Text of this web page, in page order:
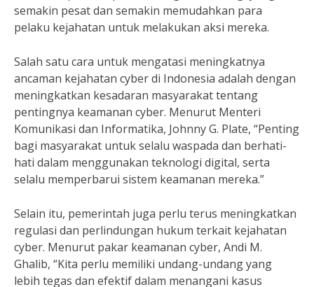
semakin pesat dan semakin memudahkan para
pelaku kejahatan untuk melakukan aksi mereka.
Salah satu cara untuk mengatasi meningkatnya
ancaman kejahatan cyber di Indonesia adalah dengan
meningkatkan kesadaran masyarakat tentang
pentingnya keamanan cyber. Menurut Menteri
Komunikasi dan Informatika, Johnny G. Plate, “Penting
bagi masyarakat untuk selalu waspada dan berhati-
hati dalam menggunakan teknologi digital, serta
selalu memperbarui sistem keamanan mereka.”
Selain itu, pemerintah juga perlu terus meningkatkan
regulasi dan perlindungan hukum terkait kejahatan
cyber. Menurut pakar keamanan cyber, Andi M.
Ghalib, “Kita perlu memiliki undang-undang yang
lebih tegas dan efektif dalam menangani kasus